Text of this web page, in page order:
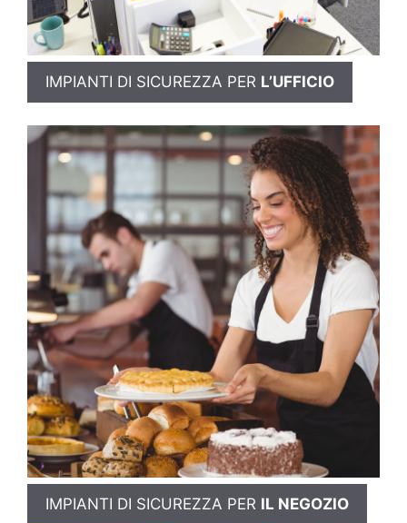
IMPIANTI DI SICUREZZA PER L’UFFICIO
IMPIANTI DI SICUREZZA PER IL NEGOZIO